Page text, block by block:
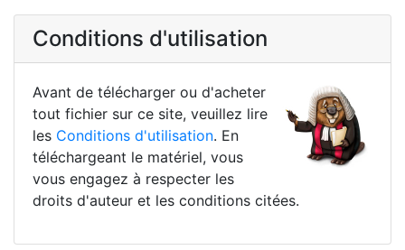
Conditions d'utilisation
Avant de télécharger ou d'acheter
tout fichier sur ce site, veuillez lire
les Conditions d'utilisation. En
téléchargeant le matériel, vous
vous engagez à respecter les
droits d'auteur et les conditions citées.